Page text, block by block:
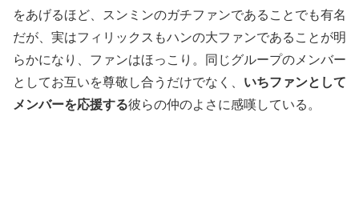
をあげるほど、スンミンのガチファンであることでも有名
だが、実はフィリックスもハンの大ファンであることが明
らかになり、ファンはほっこり。同じグループのメンバー
としてお互いを尊敬し合うだけでなく、 いちファンとして
メンバーを応援する彼らの仲のよさに感嘆している。